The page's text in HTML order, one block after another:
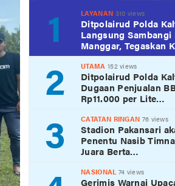
1 LAYANAN 310 views
Ditpolairud Polda
Langsung Sambangi
Manggar, Tegaskan
2 UTAMA 152 views
Ditpolairud Polda
Dugaan Penjualan
Rp11.000 per Lite…
3 CATATAN RINGAN 76 views
Stadion Pakansari
Penentu Nasib
Juara Berta…
NASIONAL74 views
Gerimis Warnai